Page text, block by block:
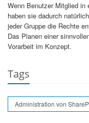
Wenn Benutzer Mitglied in
haben sie dadurch
jeder Gruppe die Rechte
Das Planen einer
Vorarbeit im Konzept.
Tags
Administration von